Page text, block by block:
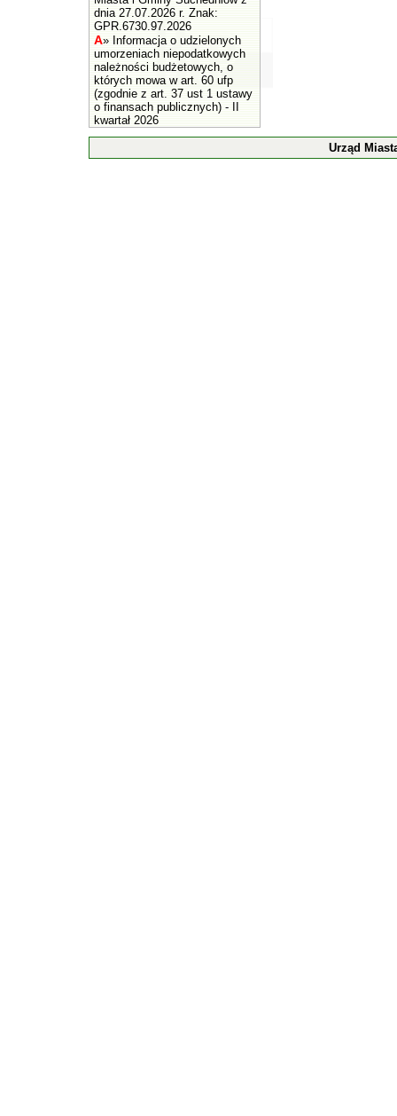
dnia 27.07.2026 r. Znak:
GPR.6730.97.2026
A» Informacja o udzielonych
umorzeniach niepodatkowych
należności budżetowych, o
których mowa w art. 60 ufp
(zgodnie z art. 37 ust 1 ustawy
o finansach publicznych) - II
kwartał 2026
Urząd